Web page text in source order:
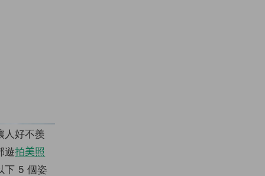
人好不羨
遊拍美照
下 5 個姿